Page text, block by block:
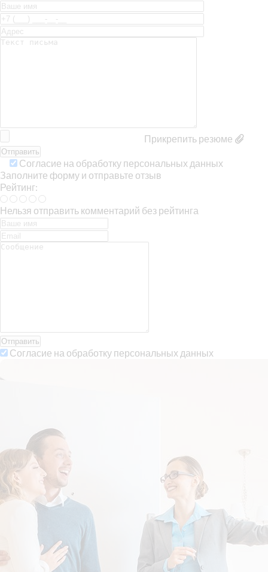
Прикрепить резюме
Согласие на обработку персональных данных
Заполните форму и отправьте отзыв
Рейтинг:
Нельзя отправить комментарий без рейтинга
Отправить
Согласие на обработку персональных данных